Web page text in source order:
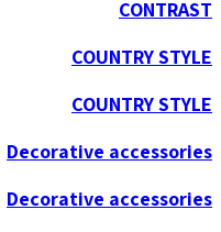
CONTRAST
COUNTRY STYLE
COUNTRY STYLE
Decorative accessories
Decorative accessories